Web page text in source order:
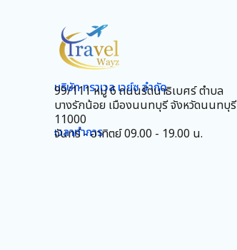
บริษัท ทราเวล เวย์ซ จำกัด
99/111 หมู่ 6 ถนนรัตนาธิเบศร์ ตำบล
บางรักน้อย เมืองนนทบุรี จังหวัดนนทบุรี
11000
เวลาทำการ
จันทร์ - อาทิตย์ 09.00 - 19.00 น.